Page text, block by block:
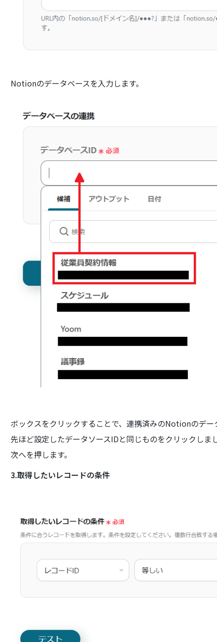
Notionのデータベースを入力します。
ボックスをクリックすることで、連携済みのNotionのデ
先ほど設定したデータソースIDと同じものをクリックしま
次へを押します。
3.取得したいレコードの条件